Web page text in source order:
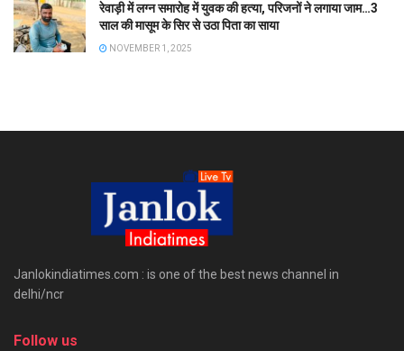
रेवाड़ी में लग्न समारोह में युवक की हत्या, परिजनों ने लगाया जाम…3
साल की मासूम के सिर से उठा पिता का साया
NOVEMBER 1, 2025
Janlokindiatimes.com : is one of the best news channel in
delhi/ncr
Follow us